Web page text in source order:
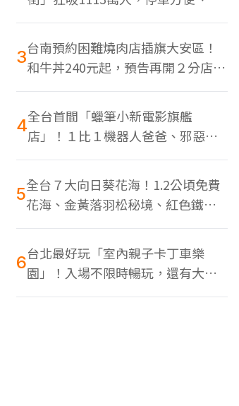
色美食多
3台南預約困難燒肉店插旗大安區！
和牛丼240元起，預告再開２分店、
地點曝光
4全台首間「蠟筆小新電影旗艦
店」！１比１機器人爸爸、邪惡正
男，百款周邊買翻
5全台７大向日葵花海！1.2公頃免費
花海、金黃落羽松秘境、紅色鐵橋
同框
6台北最好玩「室內親子卡丁車樂
園」！入場不限時暢玩，還有大螢
幕Switch遊戲區